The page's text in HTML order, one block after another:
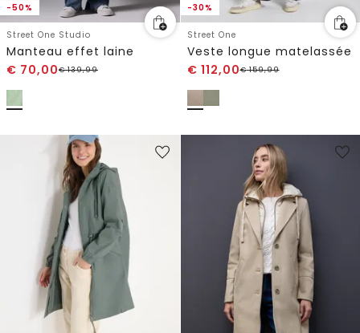
-50%
Street One Studio
Manteau effet laine
€ 70,00€139,99
-30%
Street One
Veste longue matelassée
€ 112,00€159,99